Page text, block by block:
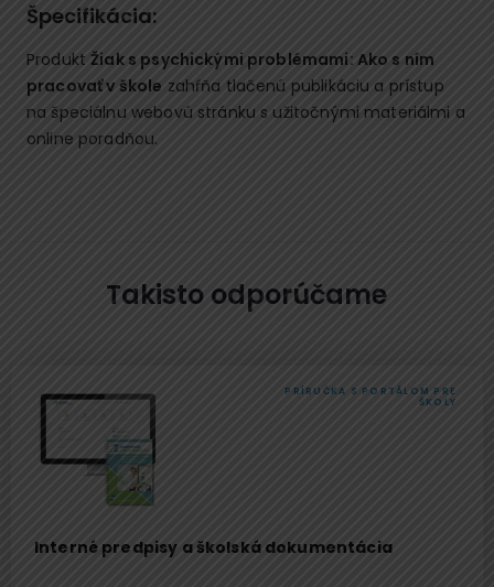
Špecifikácia:
ProduktŽiak s psychickými problémami: Ako s ním
pracovať v škole zahŕňa tlačenú publikáciu a prístup
na špeciálnu webovú stránku s užitočnými materiálmi a
online poradňou.
Takisto odporúčame
Interné predpisy a školská dokumentácia
PRÍRUČKA S PORTÁLOM PRE
ŠKOLY